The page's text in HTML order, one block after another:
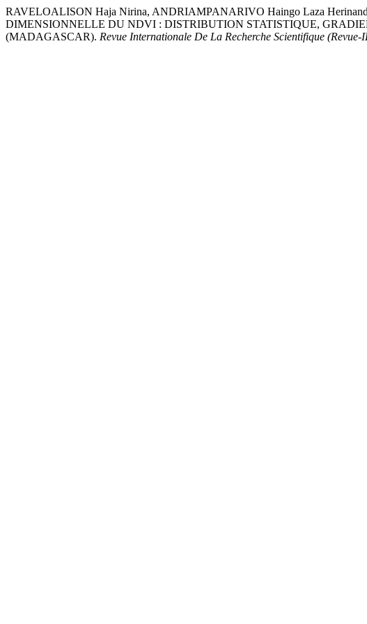
RAVELOALISON Haja Nirina, ANDRIAMPANARIVO Haingo Laza
DIMENSIONNELLE DU NDVI : DISTRIBUTION STATISTIQUE,
(MADAGASCAR). Revue Internationale De La Recherche Scientifique (Revue-